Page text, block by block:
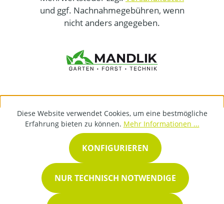
und ggf. Nachnahmegebühren, wenn
nicht anders angegeben.
Diese Website verwendet Cookies, um eine bestmögliche
Erfahrung bieten zu können. Mehr Informationen ...
NUR TECHNISCH NOTWENDIGE
KONFIGURIEREN